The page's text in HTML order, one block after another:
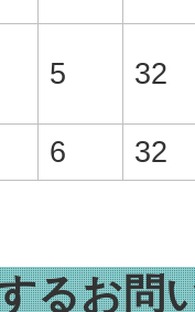
5 32
6
32
るお問